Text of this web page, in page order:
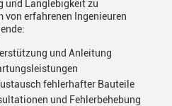
und Langlebigkeit zu
von erfahrenen Ingenieuren
und Anleitung
fehlerhafter Bauteile
und Fehlerbehebung